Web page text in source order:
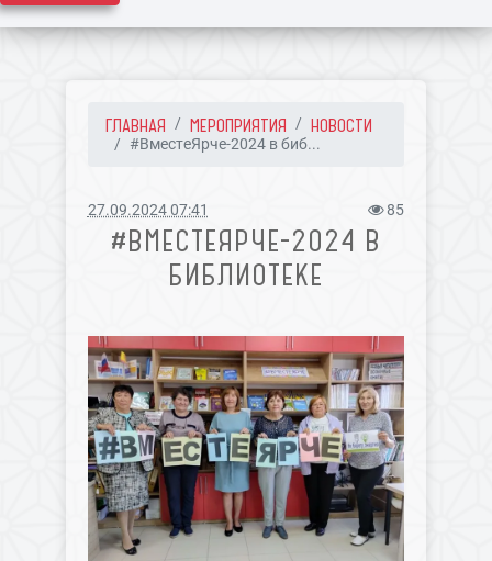
ГЛАВНАЯ МЕРОПРИЯТИЯ НОВОСТИ
#ВместеЯрче-2024 в биб...
27.09.2024 07:41 85
#ВМЕСТЕЯРЧЕ-2024 В
БИБЛИОТЕКЕ